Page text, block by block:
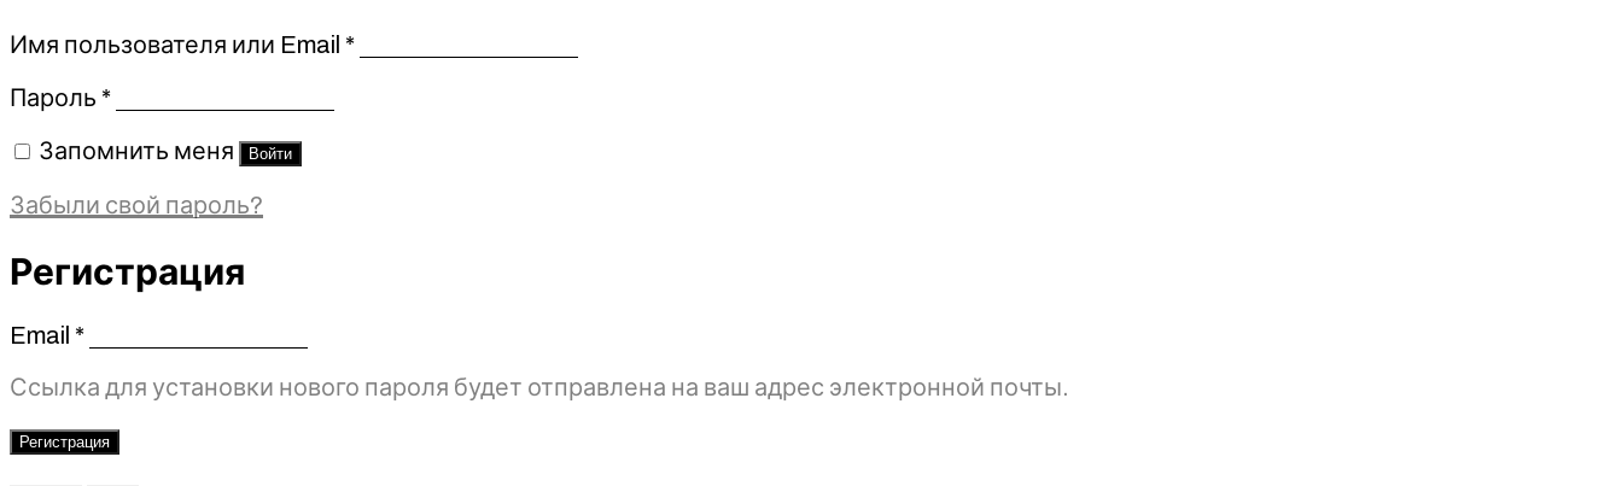
Имя пользователя или Email *Обязательно
Пароль *Обязательно
Запомнить меня Войти
Забыли свой пароль?
Регистрация
Email *Обязательно
Ссылка для установки нового пароля будет отправлена ​​на ваш адрес электронной почты.
Регистрация